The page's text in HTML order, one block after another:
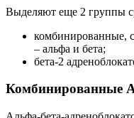
Выделяют еще 2 группы
комбинированные,
– альфа и бета;
бета-2
Комбинированные